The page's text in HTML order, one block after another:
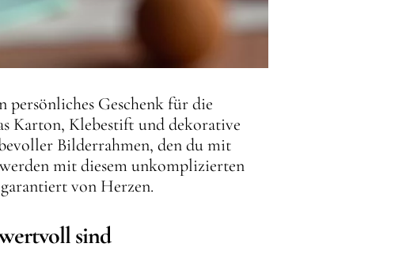
persönliches Geschenk für die
Karton, Klebestift und dekorative
Bilderrahmen, den du mit
mit diesem unkomplizierten
von Herzen.
sind